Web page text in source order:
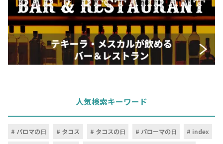
人気検索キーワード
パロマの日 タコス タコスの日 パローマの日
index